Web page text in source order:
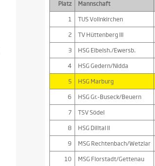
Platz Mannschaft
1
TUS Vollnkirchen
2
TV Hüttenberg III
3
HSG Eibelsh./Ewersb.
4
HSG Gedern/Nidda
5
HSG Marburg
6
HSG Gr.-Buseck/Beuern
7
TSV Södel
8
HSG Dilltal II
9
MSG Rechtenbach/Wetzlar
10
MSG Florstadt/Gettenau